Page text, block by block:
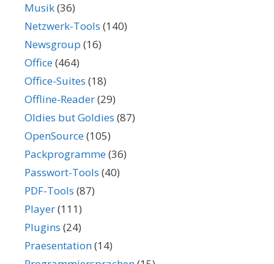
Musik(36)
Netzwerk-Tools (140)
Newsgroup (16)
Office(464)
Office-Suites (18)
Offline-Reader(29)
Oldies but Goldies (87)
OpenSource(105)
Packprogramme(36)
Passwort-Tools (40)
PDF-Tools (87)
Player(111)
Plugins (24)
Praesentation(14)